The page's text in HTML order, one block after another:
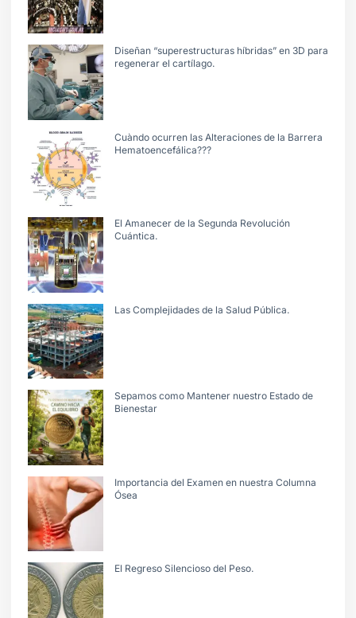
Diseñan “superestructuras híbridas” en 3D para
regenerar el cartílago.
Cuàndo ocurren las Alteraciones de la Barrera
Hematoencefálica???
El Amanecer de la Segunda Revolución
Cuántica.
Las Complejidades de la Salud Pública.
Sepamos como Mantener nuestro Estado de
Bienestar
Importancia del Examen en nuestra Columna
Ósea
El Regreso Silencioso del Peso.